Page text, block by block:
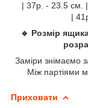
| 37р. - 23.5 см.
|
🔹 Розмір
Заміри знімаємо
Між партіями
Приховати